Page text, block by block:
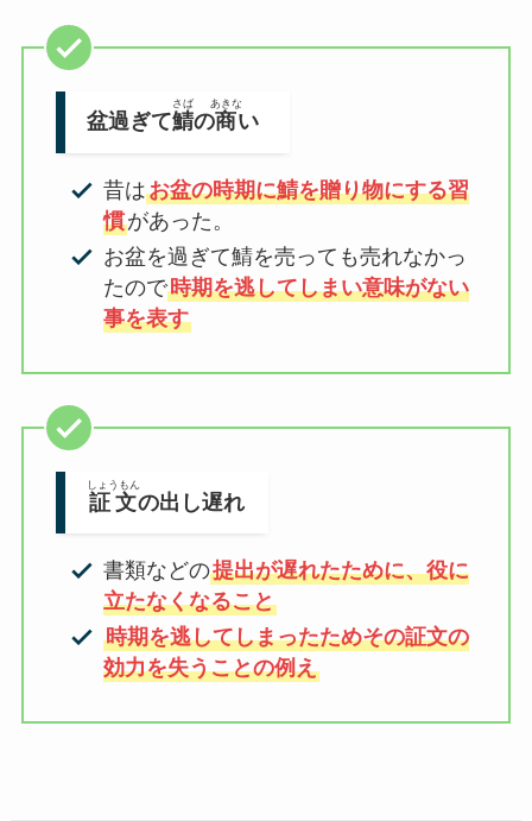
盆過ぎて鯖
さば
の商
あきな
い
昔はお盆の時期に鯖を贈り物にする習
慣があった。
お盆を過ぎて鯖を売っても売れなかっ
たので時期を逃してしまい意味がない
事を表す
証文
しょうもん
の出し遅れ
書類などの提出が遅れたために、役に
立たなくなること
時期を逃してしまったためその証文の
効力を失うことの例え